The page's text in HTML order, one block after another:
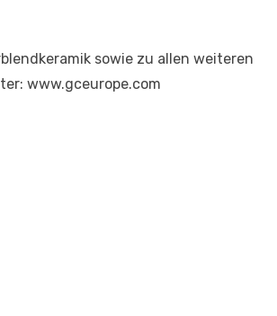
sowie zu allen weiteren
www.gceurope.com